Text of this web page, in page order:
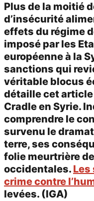
Plus de la moitié
d’insécurité
effets du régime
imposé par les
européenne à la
sanctions qui
véritable blocus
détaille cet article
Cradle en Syrie.
comprendre le
survenu le
terre, ses
folie meurtrière
occidentales.
crime contre
levées. (IGA)